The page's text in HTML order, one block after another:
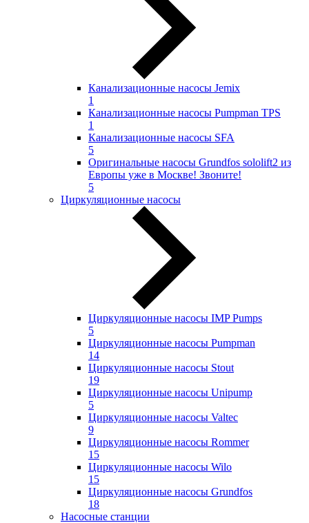
Канализационные насосы Jemix
1
Канализационные насосы Pumpman TPS
1
Канализационные насосы SFA
5
Оригинальные насосы Grundfos sololift2 из
Европы уже в Москве! Звоните!
5
Циркуляционные насосы
Циркуляционные насосы IMP Pumps
5
Циркуляционные насосы Pumpman
14
Циркуляционные насосы Stout
19
Циркуляционные насосы Unipump
5
Циркуляционные насосы Valtec
9
Циркуляционные насосы Rommer
15
Циркуляционные насосы Wilo
15
Циркуляционные насосы Grundfos
18
Насосные станции